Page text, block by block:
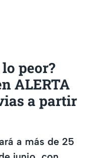
lo peor?
ALERTA
a partir
a más de 25